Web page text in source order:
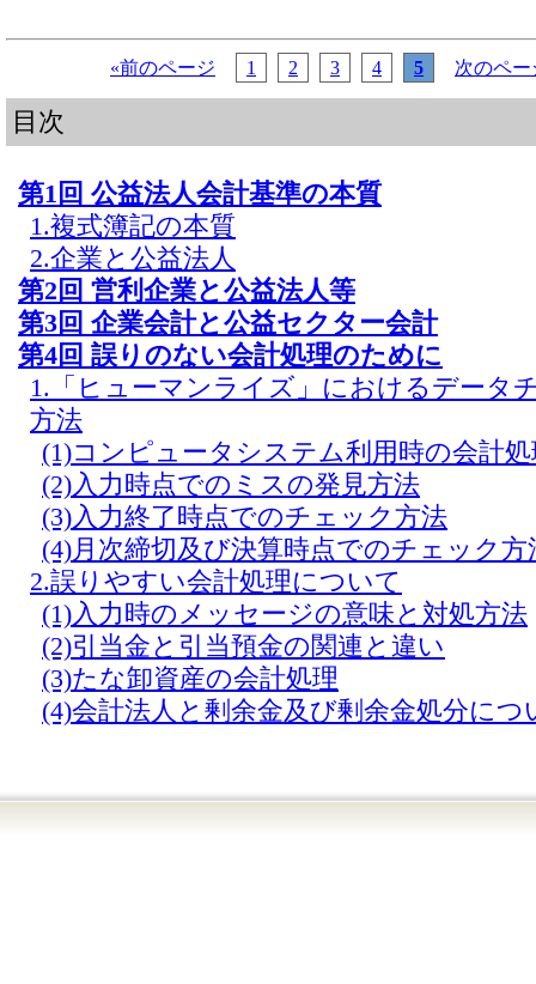
«前のページ 1 2 3 4 5 次のペー
目次
第1回 公益法人会計基準の本質
1.複式簿記の本質
2.企業と公益法人
第2回 営利企業と公益法人等
第3回 企業会計と公益セクター会計
第4回 誤りのない会計処理のために
1.「ヒューマンライズ」におけるデータ
方法
(1)コンピュータシステム利用時の会計
(2)入力時点でのミスの発見方法
(3)入力終了時点でのチェック方法
(4)月次締切及び決算時点でのチェック方
2.誤りやすい会計処理について
(1)入力時のメッセージの意味と対処方法
(2)引当金と引当預金の関連と違い
(3)たな卸資産の会計処理
(4)会計法人と剰余金及び剰余金処分につ